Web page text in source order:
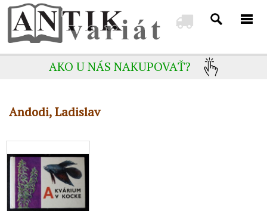
AKO U NÁS NAKUPOVAŤ?
Andodi, Ladislav